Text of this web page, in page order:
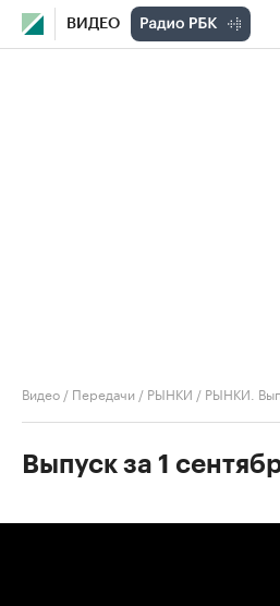
ВИДЕО
Видео / Передачи / РЫНКИ / РЫНКИ.
Выпуск за 1